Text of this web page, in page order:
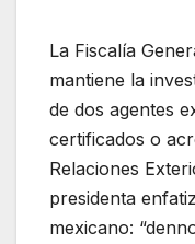
La Fiscalía
mantiene la
de dos agentes
certificados o
Relaciones
presidenta
mexicano: